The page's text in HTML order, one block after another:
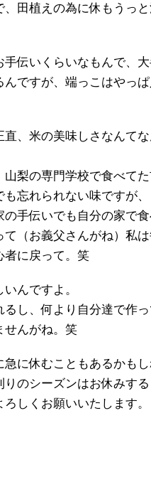
、田植えの為に休もうっと
手伝いくらいなもんで、
んですが、端っこはやっ
直、米の美味しさなんて
山梨の専門学校で食べて
忘れられない味ですが、
の手伝いでも自分の家で
て（お義父さんがね）私
者に戻って。笑
んですよ。
るし、何より自分達で作
せんがね。笑
急に休むこともあるかも
りのシーズンはお休みす
しくお願いいたします。